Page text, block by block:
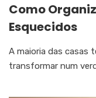
Como
Esquecidos
A maioria das casas
transformar num